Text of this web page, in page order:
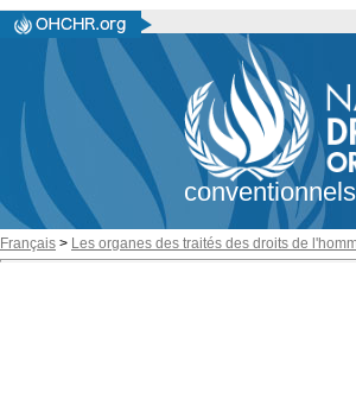
Français > Les organes des traités des droits de